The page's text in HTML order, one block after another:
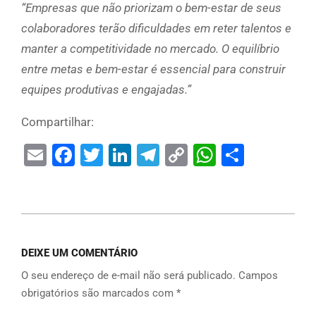
“Empresas que não priorizam o bem-estar de seus
colaboradores terão dificuldades em reter talentos e
manter a competitividade no mercado. O equilíbrio
entre metas e bem-estar é essencial para construir
equipes produtivas e engajadas.”
Compartilhar:
EmailFacebook
Twitter
LinkedIn
Telegram
Copy
DEIXE UM COMENTÁRIO
O seu endereço de e-mail não será publicado. Campos
obrigatórios são marcados com *